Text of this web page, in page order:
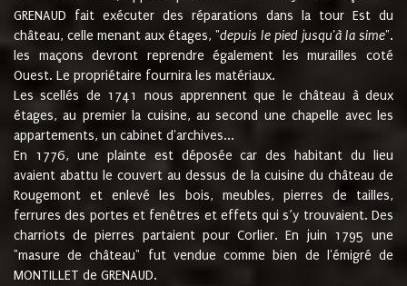
GRENAUD fait exécuter des réparations dans la tour Est du
château, celle menant aux étages, "depuis le pied jusqu'à la sime".
les maçons devront reprendre également les murailles coté
Ouest. Le propriétaire fournira les matériaux.
Les scellés de 1741 nous apprennent que le château à deux
étages, au premier la cuisine, au second une chapelle avec les
appartements, un cabinet d'archives...
En 1776, une plainte est déposée car des habitant du lieu
avaient abattu le couvert au dessus de la cuisine du château de
Rougemont et enlevé les bois, meubles, pierres de tailles,
ferrures des portes et fenêtres et effets qui s’y trouvaient. Des
charriots de pierres partaient pour Corlier. En juin 1795 une
"masure de château" fut vendue comme bien de l'émigré de
MONTILLET de GRENAUD.